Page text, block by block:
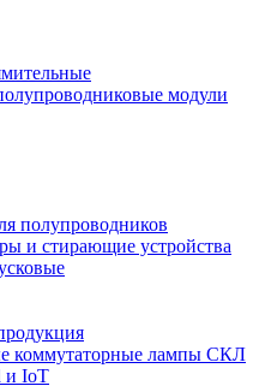
модули
полупроводников
и стирающие устройства
коммутаторные лампы СКЛ
и IoT